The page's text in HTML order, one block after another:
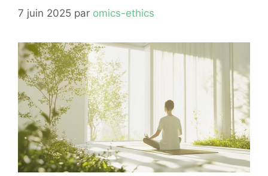
7 juin 2025 par omics-ethics